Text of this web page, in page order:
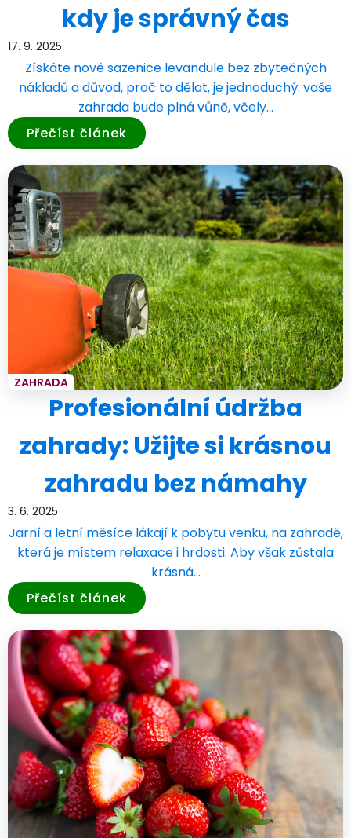
kdy je správný čas
17. 9. 2025
Získáte nové sazenice levandule bez zbytečných
nákladů a důvod, proč to dělat, je jednoduchý: vaše
zahrada bude plná vůně, včely…
Přečíst článek
ZAHRADA
Profesionální údržba
zahrady: Užijte si krásnou
zahradu bez námahy
3. 6. 2025
Jarní a letní měsíce lákají k pobytu venku, na zahradě,
která je místem relaxace i hrdosti. Aby však zůstala
krásná…
Přečíst článek